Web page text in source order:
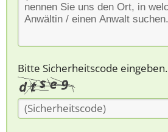
Bitte Sicherheitscode eingeben.